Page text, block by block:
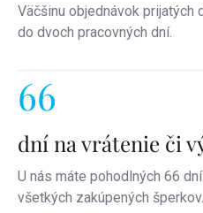
Väčšinu objednávok prijatých
do dvoch pracovných dní.
66
dní na vrátenie či
U nás máte pohodlných 66
všetkých zakúpených šperkov.